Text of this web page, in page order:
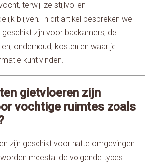
terwijl ze stijlvol en
blijven. In dit artikel bespreken we
zijn voor badkamers, de
onderhoud, kosten en waar je
kunt vinden.
gietvloeren zijn
vochtige ruimtes zoals
zijn geschikt voor natte omgevingen.
meestal de volgende types